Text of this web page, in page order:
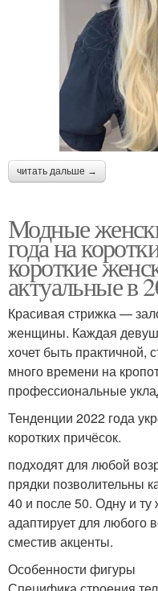
читать дальше →
Модные
года на
короткие
актуальные в
Красивая стрижка —
женщины. Каждая
хочет быть практичной,
много времени на
профессиональные
Тенденции 2022 года
коротких причёсок.
подходят для любой
прядки позволительны
40 и после 50. Одну и ту
адаптирует для любого
сместив акценты.
Особенности фигуры